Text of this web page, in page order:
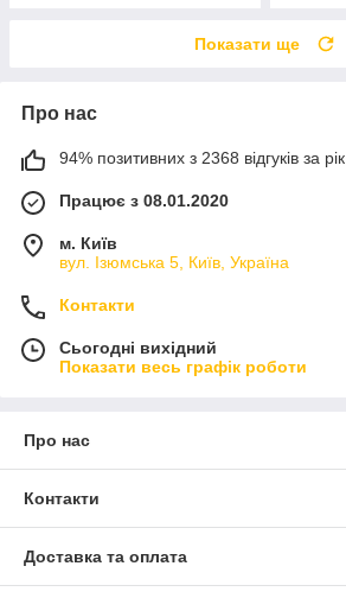
Показати ще
Про нас
94% позитивних з 2368 відгуків за рік
Працює з 08.01.2020
м. Київ
вул. Ізюмська 5, Київ, Україна
Контакти
Сьогодні вихідний
Показати весь графік роботи
Про нас
Контакти
Доставка та оплата